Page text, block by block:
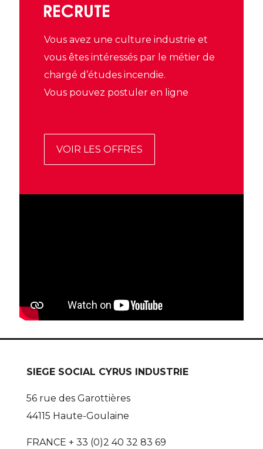
RECRUTE
Vous avez une culture industrie et
vous êtes intéressés par le métier de
chargé d’études incendie.
Vous pouvez postuler en ligne
VOIR LES OFFRES
SIEGE SOCIAL CYRUS INDUSTRIE
56 rue des Garottières
44115 Haute-Goulaine
FRANCE + 33 (0)2 40 32 83 69